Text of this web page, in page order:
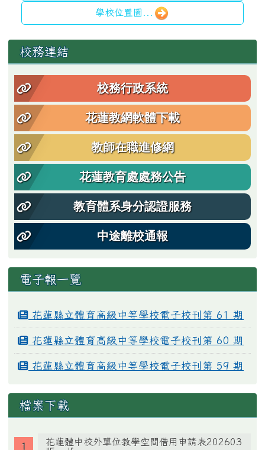
學校位置圖...
左邊區域內容
校務連結
校務行政系統
花蓮教網軟體下載
教師在職進修網
花蓮教育處處務公告
教育體系身分認證服務
中途離校通報
電子報一覽
花蓮縣立體育高級中等學校電子校刊第 61 期
花蓮縣立體育高級中等學校電子校刊第 60 期
花蓮縣立體育高級中等學校電子校刊第 59 期
檔案下載
花蓮體中校外單位教學空間借用申請表202603